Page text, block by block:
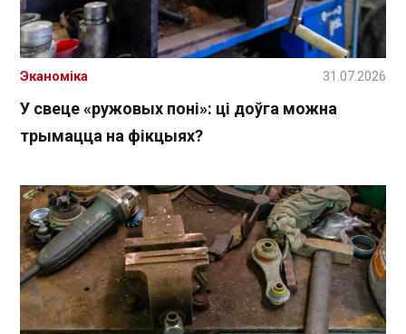
У свеце «ружовых поні»: ці доўга можна
трымацца на фікцыях?
Эканоміка 31.07.2026